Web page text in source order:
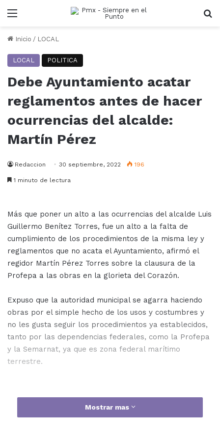
Menu
Inicio / LOCAL
LOCAL POLITICA
Debe Ayuntamiento acatar
reglamentos antes de hacer
ocurrencias del alcalde:
Martín Pérez
Redaccion 30 septiembre, 2022 196
1 minuto de lectura
Más que poner un alto a las ocurrencias del alcalde Luis
Guillermo Benítez Torres, fue un alto a la falta de
cumplimiento de los procedimientos de la misma ley y
reglamentos que no acata el Ayuntamiento, afirmó el
regidor Martín Pérez Torres sobre la clausura de la
Profepa a las obras en la glorieta del Corazón.
Expuso que la autoridad municipal se agarra haciendo
obras por el simple hecho de los usos y costumbres y
no les gusta seguir los procedimientos ya establecidos,
tanto por las dependencias federales, como la Profepa
y la Semarnat, ya que es zona federal marítimo
terrestre.
Mostrar mas